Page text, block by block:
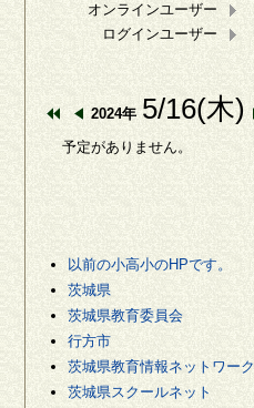
オンラインユーザー
ログインユーザー
2024年 5/16(木)
予定がありません。
以前の小高小のHPです。
茨城県
茨城県教育委員会
行方市
茨城県教育情報ネットワーク
茨城県スクールネット